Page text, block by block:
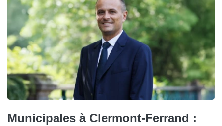
Municipales à Clermont-Ferrand :